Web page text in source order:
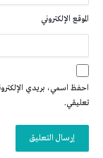
الموقع الإلكتروني
احفظ اسمي، بريدي
تعليقي.